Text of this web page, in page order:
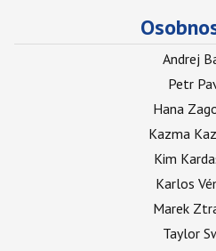
Andrej
Petr
Hana
Kazma
Kim
Karlos
Marek
Taylor